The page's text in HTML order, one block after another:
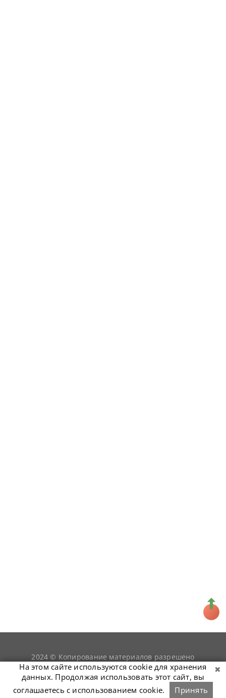
2024 © Копирование материалов разрешено
только при условии гиперссылки наsnookerist.ru
На этом сайте используются cookie для хранения
данных. Продолжая использовать этот сайт, вы
соглашаетесь с использованием cookie.
Принять